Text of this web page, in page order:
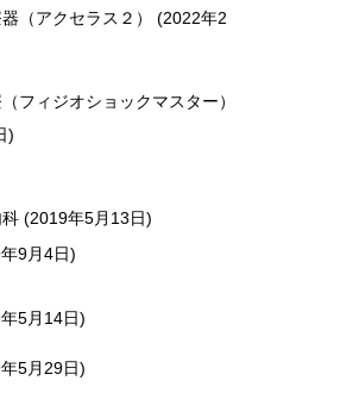
（アクセラス２） (2022年2
フィジオショックマスター）
)
(2019年5月13日)
9月4日)
5月14日)
5月29日)